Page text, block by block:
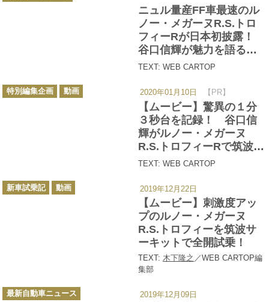
ニュル量産FF車最速のル
ノー・メガーヌR.S.トロ
フィーRが日本初披露！
谷口信輝が魅力を語る
【東京オートサロン
TEXT: WEB CARTOP
【ムービー】驚異の１分
３秒台を記録！ 谷口信
輝がルノー・メガーヌ
R.S.トロフィーRで筑波サ
ーキットを攻める！
TEXT: WEB CARTOP
カ
テ
特別編集企画 動画 2020年01月10日 【PR】
【ムービー】刺激度アッ
プのルノー・メガーヌ
R.S.トロフィーを筑波サ
ーキットで全開試乗！
TEXT: 木下隆之 ／WEB CARTOP編
集部
カ
テ
新車試乗記 動画 2019年12月22日
カ
テ
最新自動車ニュース 2019年12月09日